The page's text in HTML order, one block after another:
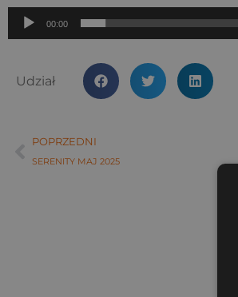
00:00
Udział
POPRZEDNI
SERENITY MAJ 2025